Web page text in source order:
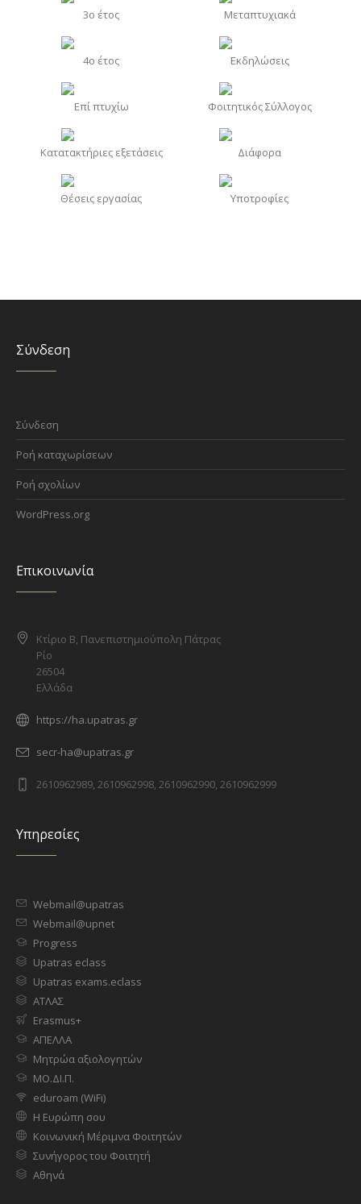
3o έτος Μεταπτυχιακά
4o έτος Εκδηλώσεις
Επί πτυχίω Φοιτητικός Σύλλογος
Κατατακτήριες εξετάσεις Διάφορα
Θέσεις εργασίας Υποτροφίες
Σύνδεση
Σύνδεση
Ροή καταχωρίσεων
Ροή σχολίων
WordPress.org
Επικοινωνία
Κτίριο Β, Πανεπιστημιούπολη Πάτρας
Ρίο
26504
Ελλάδα
https://ha.upatras.gr
secr-ha@upatras.gr
2610962989, 2610962998, 2610962990, 2610962999
Υπηρεσίες
Webmail@upatras
Webmail@upnet
Progress
Upatras eclass
Upatras exams.eclass
ΑΤΛΑΣ
Erasmus+
ΑΠΕΛΛΑ
Μητρώα αξιολογητών
ΜΟ.ΔΙ.Π.
eduroam (WiFi)
Η Ευρώπη σου
Κοινωνική Μέριμνα Φοιτητών
Συνήγορος του Φοιτητή
Αθηνά